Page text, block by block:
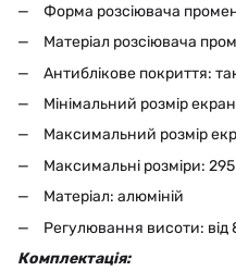
Форма розсіювача
Матеріал розсіювача
Антиблікове покриття:
Мінімальний розмір
Максимальний розмір
Максимальні розміри:
Матеріал: алюміній
Регулювання висоти: від
Комплектація: